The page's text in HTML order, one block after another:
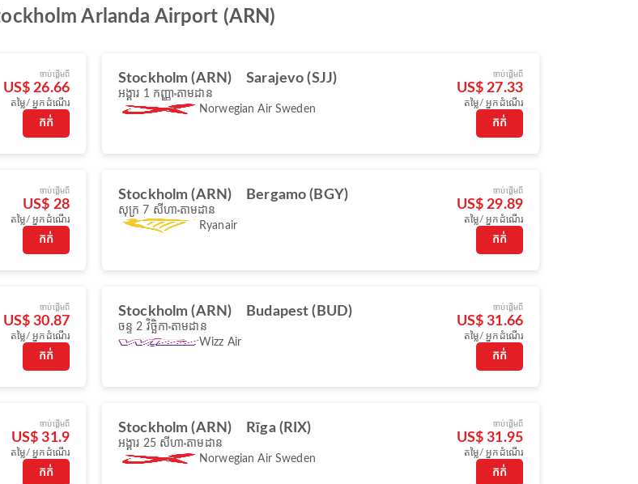
Arlanda Airport (ARN)
ចាប់ផ្ដើមពី
US$ 26.66
តម្លៃ/ អ្នកដំណើរ
កក់
Stockholm (ARN) Sarajevo (SJJ)
អង្គារ 1 កញ្ញា តាមដាន
Norwegian Air Sweden
ចាប់ផ្ដើមពី
US$ 27.33
តម្លៃ/ អ្នកដំណើរ
កក់
ចាប់ផ្ដើមពី
US$ 28
តម្លៃ/ អ្នកដំណើរ
កក់
Stockholm (ARN) Bergamo (BGY)
សុក្រ 7 សីហា តាមដាន
Ryanair
ចាប់ផ្ដើមពី
US$ 29.89
តម្លៃ/ អ្នកដំណើរ
កក់
ចាប់ផ្ដើមពី
US$ 30.87
តម្លៃ/ អ្នកដំណើរ
កក់
Stockholm (ARN) Budapest (BUD)
ចន្ទ 2 វិច្ឆិកា តាមដាន
Wizz Air
ចាប់ផ្ដើមពី
US$ 31.66
តម្លៃ/ អ្នកដំណើរ
កក់
ចាប់ផ្ដើមពី
US$ 31.9
តម្លៃ/ អ្នកដំណើរ
កក់
Stockholm (ARN) Rīga (RIX)
អង្គារ 25 សីហា តាមដាន
Norwegian Air Sweden
ចាប់ផ្ដើមពី
US$ 31.95
តម្លៃ/ អ្នកដំណើរ
កក់